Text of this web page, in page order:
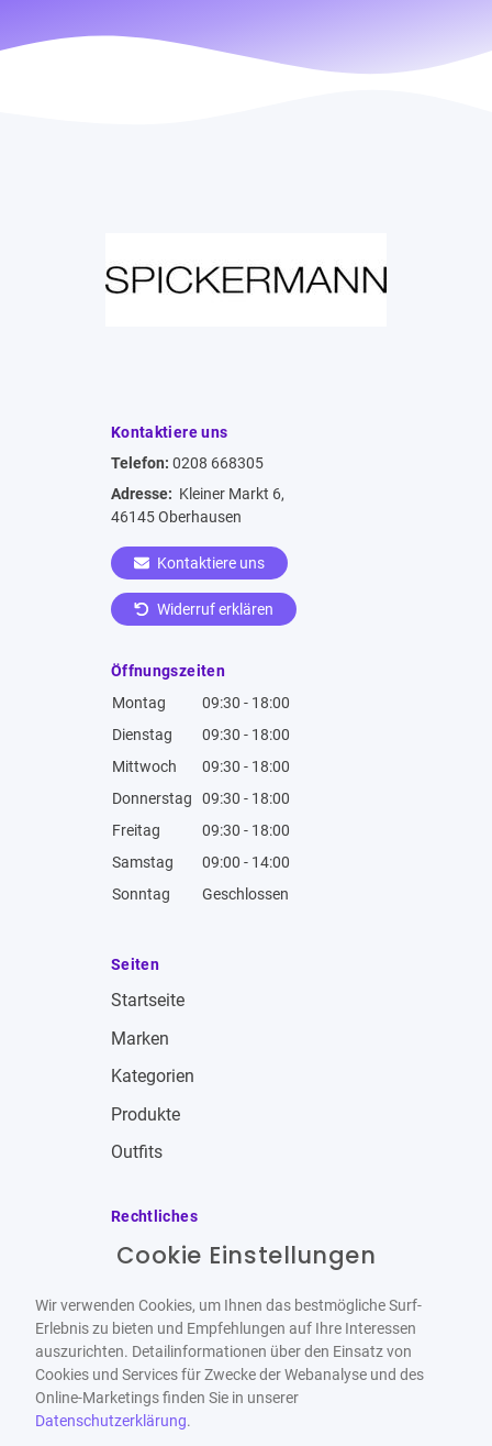
Kontaktiere uns
Telefon: 0208 668305
Adresse: Kleiner Markt 6,
46145 Oberhausen
Kontaktiere uns
Widerruf erklären
Öffnungszeiten
Montag
09:30 - 18:00
Dienstag
09:30 - 18:00
Mittwoch
09:30 - 18:00
Donnerstag
09:30 - 18:00
Freitag
09:30 - 18:00
Samstag
09:00 - 14:00
Sonntag
Geschlossen
Seiten
Startseite
Marken
Kategorien
Produkte
Outfits
Rechtliches
Impressum
Datenschutzbestimmungen
Widerrufsbelehrung
Cookie Einstellungen
Wir verwenden Cookies, um Ihnen das bestmögliche Surf-
Erlebnis zu bieten und Empfehlungen auf Ihre Interessen
auszurichten. Detailinformationen über den Einsatz von
Cookies und Services für Zwecke der Webanalyse und des
Online-Marketings finden Sie in unserer
Datenschutzerklärung.